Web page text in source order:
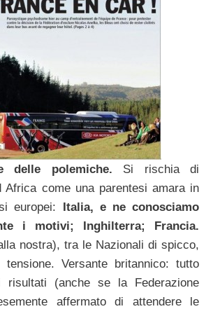
delle polemiche. Si rischia di
Africa come una parentesi amara in
europei: Italia, e ne conosciamo
i motivi; Inghilterra; Francia.
nostra), tra le Nazionali di spicco,
Versante britannico: tutto
risultati (anche se la Federazione
affermato di attendere le